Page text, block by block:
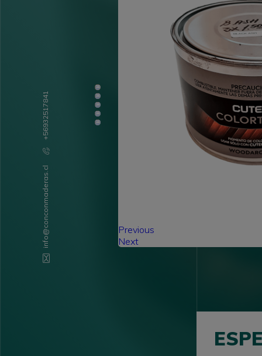
Previous
Next
info@conconmaderas.cl
+56932517841